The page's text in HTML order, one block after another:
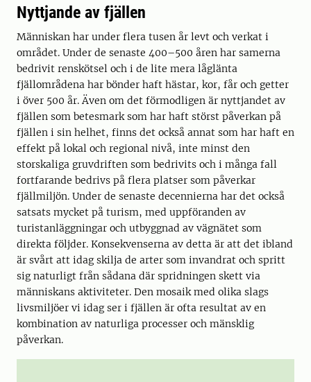
Nyttjande av fjällen
Människan har under flera tusen år levt och verkat i
området. Under de senaste 400–500 åren har samerna
bedrivit renskötsel och i de lite mera låglänta
fjällområdena har bönder haft hästar, kor, får och getter
i över 500 år. Även om det förmodligen är nyttjandet av
fjällen som betesmark som har haft störst påverkan på
fjällen i sin helhet, finns det också annat som har haft en
effekt på lokal och regional nivå, inte minst den
storskaliga gruvdriften som bedrivits och i många fall
fortfarande bedrivs på flera platser som påverkar
fjällmiljön. Under de senaste decennierna har det också
satsats mycket på turism, med uppföranden av
turistanläggningar och utbyggnad av vägnätet som
direkta följder. Konsekvenserna av detta är att det ibland
är svårt att idag skilja de arter som invandrat och spritt
sig naturligt från sådana där spridningen skett via
människans aktiviteter. Den mosaik med olika slags
livsmiljöer vi idag ser i fjällen är ofta resultat av en
kombination av naturliga processer och mänsklig
påverkan.